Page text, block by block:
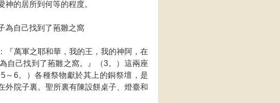
的居所到何等的程度。
為自己找到了菢雛之窩
『萬軍之耶和華，我的王，我的神阿，在
自己找到了菢雛之窩。』（3。）這兩座
～6。）各種祭物獻於其上的銅祭壇，是
外院子裏。聖所裏有陳設餅桌子、燈臺和